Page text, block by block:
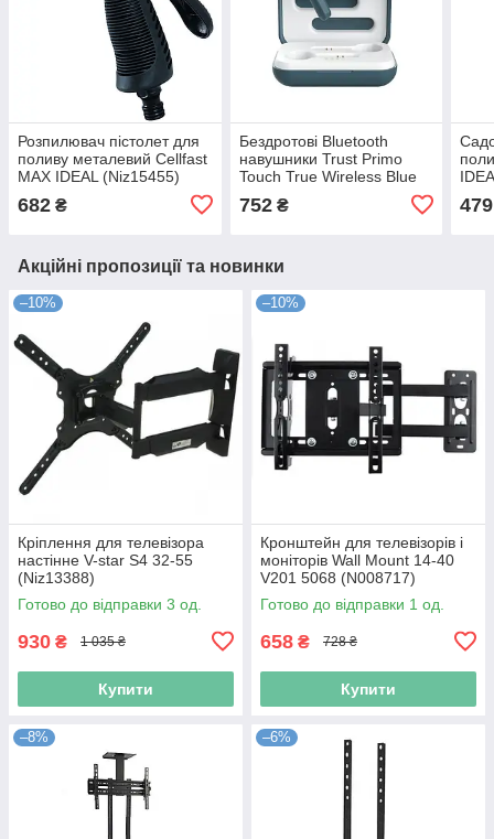
Розпилювач пістолет для
поливу металевий Cellfast
МАХ IDEAL (Niz15455)
682 ₴
Бездротові Bluetooth
навушники Trust Primo
Touch True Wireless Blue
752₴ 479
Акційні пропозиції та новинки
–10%
Кріплення для телевізора
настінне V-star S4 32-55
(Niz13388)
Готово до відправки 3 од.
930 ₴ 1 035 ₴
Купити
–10%
Кронштейн для телевізорів і
моніторів Wall Mount 14-40
V201 5068 (N008717)
Готово до відправки 1 од.
658 ₴ 728 ₴
Купити
–8% –6%